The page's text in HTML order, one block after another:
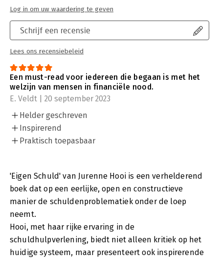
Schrijf een recensie
Lees ons recensiebeleid
Log in om uw waardering te geven
Een must-read voor iedereen die begaan is met het
welzijn van mensen in financiële nood.
E. Veldt | 20 september 2023
Helder geschreven
Inspirerend
Praktisch toepasbaar
'Eigen Schuld' van Jurenne Hooi is een verhelderend
boek dat op een eerlijke, open en constructieve
manier de schuldenproblematiek onder de loep
neemt.
Hooi, met haar rijke ervaring in de
schuldhulpverlening, biedt niet alleen kritiek op het
huidige systeem, maar presenteert ook inspirerende